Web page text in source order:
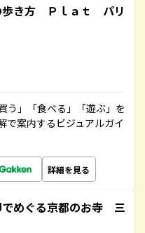
き方 Ｐｌａｔ パリ
う」「食べる」「遊ぶ」を
で案内するビジュアルガイ
詳細を見る
めぐる京都のお寺 三